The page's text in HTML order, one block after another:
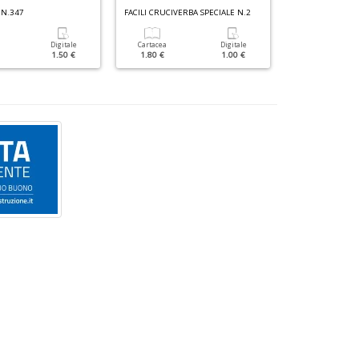
Digitale
1.50 €
FACILI CRUCIVERBA SPECIALE N.2
Cartacea
1.80 €
Digitale
1.00 €